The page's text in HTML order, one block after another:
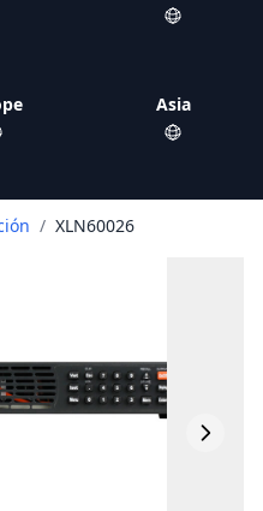
Asia
/ XLN60026